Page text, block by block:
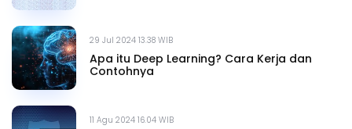
29 Jul 2024 13.38 WIB
Apa itu Deep Learning? Cara Kerja dan
Contohnya
11 Agu 2024 16.04 WIB